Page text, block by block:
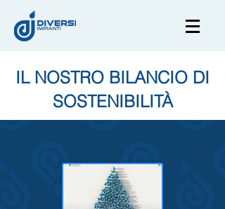
IL NOSTRO BILANCIO DI
SOSTENIBILITÀ